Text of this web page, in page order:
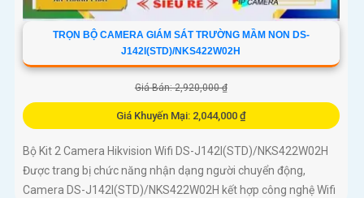
TRỌN BỘ CAMERA GIÁM SÁT TRƯỜNG MẦM NON DS-
J142I(STD)/NKS422W02H
Giá Bán: 2,920,000 ₫
Giá Khuyến Mại: 2,044,000 ₫
Bộ Kit 2 Camera Hikvision Wifi DS-J142I(STD)/NKS422W02H
Được trang bị chức năng nhận dạng người chuyển động,
Camera DS-J142I(STD)/NKS422W02H kết hợp công nghệ Wifi